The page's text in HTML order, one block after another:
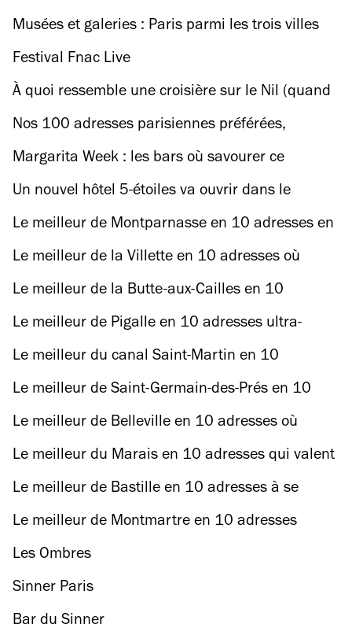
repérer les artistes de demain
Musées et galeries : Paris parmi les trois villes
les mieux dotées d’Europe
Festival Fnac Live
À quoi ressemble une croisière sur le Nil (quand
Poirot n’est pas sur le bateau) ?
Nos 100 adresses parisiennes préférées,
quartier par quartier
Margarita Week : les bars où savourer ce
cocktail mythique
Un nouvel hôtel 5-étoiles va ouvrir dans le
Marais
Le meilleur de Montparnasse en 10 adresses en
or et en art
Le meilleur de la Villette en 10 adresses où
l’herbe est plus verte
Le meilleur de la Butte-aux-Cailles en 10
adresses de connoisseurs
Le meilleur de Pigalle en 10 adresses ultra-
sexoches
Le meilleur du canal Saint-Martin en 10
adresses à la coule
Le meilleur de Saint-Germain-des-Prés en 10
adresses cinégéniques
Le meilleur de Belleville en 10 adresses où
prendre de la hauteur
Le meilleur du Marais en 10 adresses qui valent
(vraiment) la hype
Le meilleur de Bastille en 10 adresses à se
refiler sous le manteau
Le meilleur de Montmartre en 10 adresses
coups de cœur
Les Ombres
Sinner Paris